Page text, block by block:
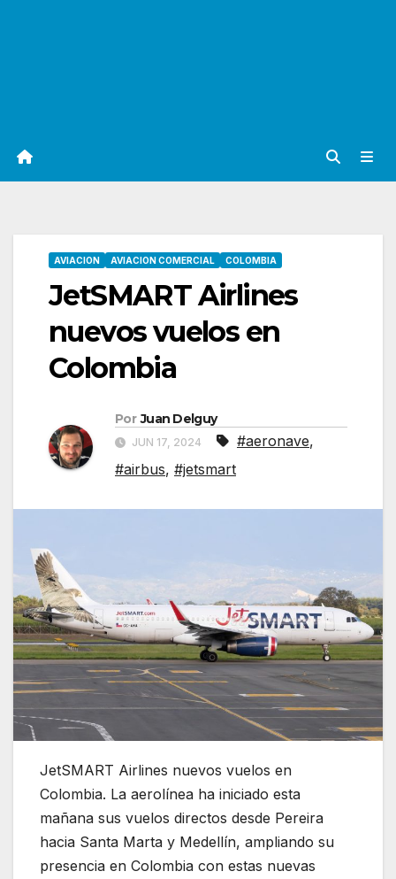
AVIACION AVIACION COMERCIAL COLOMBIA
JetSMART Airlines
nuevos vuelos en
Colombia
Por Juan Delguy
JUN 17, 2024 #aeronave,
#airbus, #jetsmart
JetSMART Airlines nuevos vuelos en
Colombia. La aerolínea ha iniciado esta
mañana sus vuelos directos desde Pereira
hacia Santa Marta y Medellín, ampliando su
presencia en Colombia con estas nuevas